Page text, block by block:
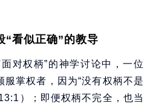
“看似正确”的教导
对权柄”的神学讨论中，一位
掌权者，因为“没有权柄不是
）；即便权柄不完全，也当